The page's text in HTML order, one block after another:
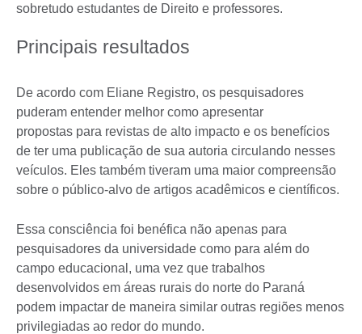
sobretudo estudantes de Direito e professores.
Principais resultados
De acordo com Eliane Registro, os pesquisadores
puderam entender melhor como apresentar
propostas para revistas de alto impacto e os benefícios
de ter uma publicação de sua autoria circulando nesses
veículos. Eles também tiveram uma maior compreensão
sobre o público-alvo de artigos acadêmicos e científicos.
Essa consciência foi benéfica não apenas para
pesquisadores da universidade como para além do
campo educacional, uma vez que trabalhos
desenvolvidos em áreas rurais do norte do Paraná
podem impactar de maneira similar outras regiões menos
privilegiadas ao redor do mundo.